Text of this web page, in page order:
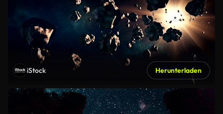
iStock Herunterladen